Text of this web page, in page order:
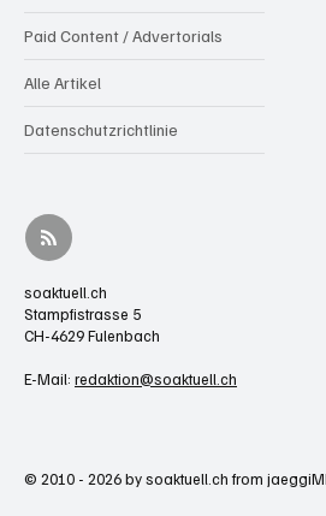
Paid Content / Advertorials
Alle Artikel
Datenschutzrichtlinie
soaktuell.ch
Stampfistrasse 5
CH-4629 Fulenbach
E-Mail: redaktion@soaktuell.ch
© 2010 - 2026 by soaktuell.ch from